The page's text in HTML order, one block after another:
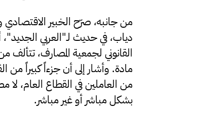
من جانبه، صرّح الخبير
دياب، في حديث لـ"العربي
مادة. وأشار إلى أن جزءاً كبيراً من
من العاملين في القطاع العام،
بشكل مباشر أو غير مباشر.